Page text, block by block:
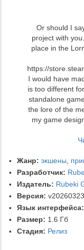
Or should I
project with
place in the
https://
I would have
is too different
standalone
the lore of the
my game
Жанр: экшены
Разработчик:
Издатель: Rubeki
Версия: v20260323
Язык интерфейса:
Размер: 1.6 Гб
Стадия: Релиз